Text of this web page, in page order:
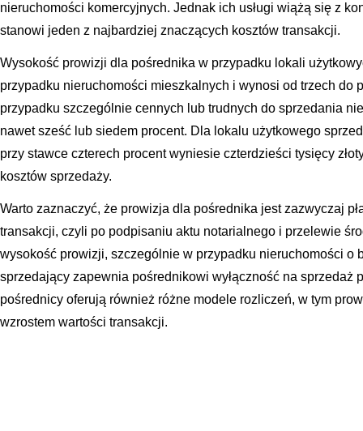
nieruchomości komercyjnych. Jednak ich usługi wiążą się z
stanowi jeden z najbardziej znaczących kosztów transakcji.
Wysokość prowizji dla pośrednika w przypadku lokali
przypadku nieruchomości mieszkalnych i wynosi od trzech do
przypadku szczególnie cennych lub trudnych do sprzedania
nawet sześć lub siedem procent. Dla lokalu użytkowego
przy stawce czterech procent wyniesie czterdzieści tysięcy
kosztów sprzedaży.
Warto zaznaczyć, że prowizja dla pośrednika jest zazwyczaj
transakcji, czyli po podpisaniu aktu notarialnego i przelewie
wysokość prowizji, szczególnie w przypadku nieruchomości o
sprzedający zapewnia pośrednikowi wyłączność na sprzedaż
pośrednicy oferują również różne modele rozliczeń, w tym
wzrostem wartości transakcji.